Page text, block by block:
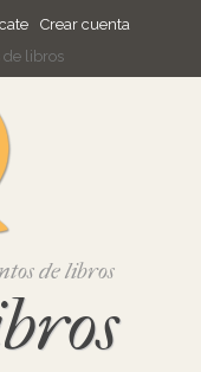
Crear cuenta
de libros
de libros